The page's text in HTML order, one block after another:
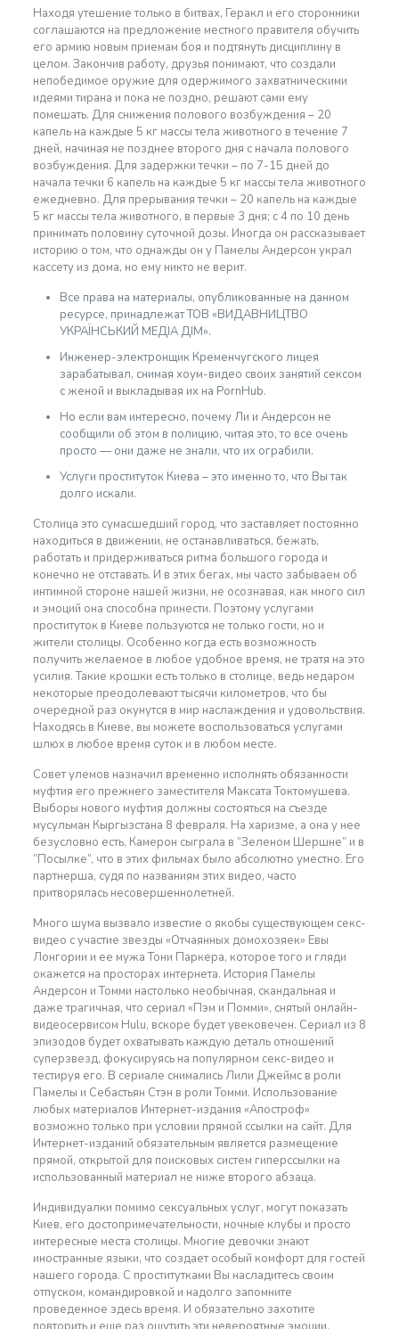
Находя утешение только в битвах, Геракл и его сторонники
соглашаются на предложение местного правителя обучить
его армию новым приемам боя и подтянуть дисциплину в
целом. Закончив работу, друзья понимают, что создали
непобедимое оружие для одержимого захватническими
идеями тирана и пока не поздно, решают сами ему
помешать. Для снижения полового возбуждения – 20
капель на каждые 5 кг массы тела животного в течение 7
дней, начиная не позднее второго дня с начала полового
возбуждения. Для задержки течки – по 7-15 дней до
начала течки 6 капель на каждые 5 кг массы тела животного
ежедневно. Для прерывания течки – 20 капель на каждые
5 кг массы тела животного, в первые 3 дня; с 4 по 10 день
принимать половину суточной дозы. Иногда он рассказывает
историю о том, что однажды он у Памелы Андерсон украл
кассету из дома, но ему никто не верит.
Все права на материалы, опубликованные на данном
ресурсе, принадлежат ТОВ «ВИДАВНИЦТВО
УКРАЇНСЬКИЙ МЕДІА ДІМ».
Инженер-электронщик Кременчугского лицея
зарабатывал, снимая хоум-видео своих занятий сексом
с женой и выкладывая их на PornHub.
Но если вам интересно, почему Ли и Андерсон не
сообщили об этом в полицию, читая это, то все очень
просто — они даже не знали, что их ограбили.
Услуги проституток Киева – это именно то, что Вы так
долго искали.
Столица это сумасшедший город, что заставляет постоянно
находиться в движении, не останавливаться, бежать,
работать и придерживаться ритма большого города и
конечно не отставать. И в этих бегах, мы часто забываем об
интимной стороне нашей жизни, не осознавая, как много сил
и эмоций она способна принести. Поэтому услугами
проституток в Киеве пользуются не только гости, но и
жители столицы. Особенно когда есть возможность
получить желаемое в любое удобное время, не тратя на это
усилия. Такие крошки есть только в столице, ведь недаром
некоторые преодолевают тысячи километров, что бы
очередной раз окунутся в мир наслаждения и удовольствия.
Находясь в Киеве, вы можете воспользоваться услугами
шлюх в любое время суток и в любом месте.
Совет улемов назначил временно исполнять обязанности
муфтия его прежнего заместителя Максата Токтомушева.
Выборы нового муфтия должны состояться на съезде
мусульман Кыргызстана 8 февраля. На харизме, а она у нее
безусловно есть, Камерон сыграла в “Зеленом Шершне” и в
“Посылке”, что в этих фильмах было абсолютно уместно. Его
партнерша, судя по названиям этих видео, часто
притворялась несовершеннолетней.
Много шума вызвало известие о якобы существующем секс-
видео с участие звезды «Отчаянных домохозяек» Евы
Лонгории и ее мужа Тони Паркера, которое того и гляди
окажется на просторах интернета. История Памелы
Андерсон и Томми настолько необычная, скандальная и
даже трагичная, что сериал «Пэм и Помми», снятый онлайн-
видеосервисом Hulu, вскоре будет увековечен. Сериал из 8
эпизодов будет охватывать каждую деталь отношений
суперзвезд, фокусируясь на популярном секс-видео и
тестируя его. В сериале снимались Лили Джеймс в роли
Памелы и Себастьян Стэн в роли Томми. Использование
любых материалов Интернет-издания «Апостроф»
возможно только при условии прямой ссылки на сайт. Для
Интернет-изданий обязательным является размещение
прямой, открытой для поисковых систем гиперссылки на
использованный материал не ниже второго абзаца.
Индивидуалки помимо сексуальных услуг, могут показать
Киев, его достопримечательности, ночные клубы и просто
интересные места столицы. Многие девочки знают
иностранные языки, что создает особый комфорт для гостей
нашего города. С проститутками Вы насладитесь своим
отпуском, командировкой и надолго запомните
проведенное здесь время. И обязательно захотите